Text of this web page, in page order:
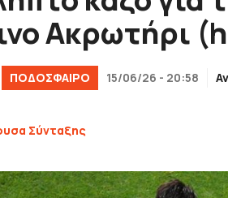
Ακρωτήρι
ΠΟΔΟΣΦΑΙΡΟ 15/06/26 - 20:58
Σύνταξης